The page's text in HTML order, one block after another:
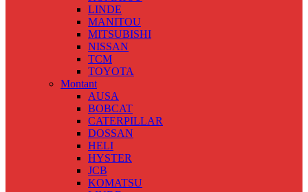
LINDE
MANITOU
MITSUBISHI
NISSAN
TCM
TOYOTA
Montant
AUSA
BOBCAT
CATERPILLAR
DOSSAN
HELI
HYSTER
JCB
KOMATSU